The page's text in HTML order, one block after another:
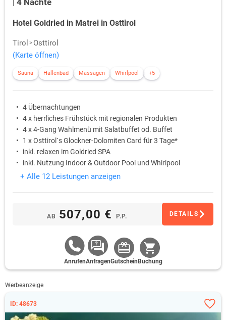
| 4 Nächte
Hotel Goldried in Matrei in Osttirol
Tirol
Osttirol
(Karte öffnen)
Sauna Hallenbad Massagen Whirlpool +5
4 Übernachtungen
4 x herrliches Frühstück mit regionalen Produkten
4 x 4-Gang Wahlmenü mit Salatbuffet od. Buffet
1 x Osttirol`s Glockner-Dolomiten Card für 3 Tage*
inkl. relaxen im Goldried SPA
inkl. Nutzung Indoor & Outdoor Pool und Whirlpool
+ Alle 12 Leistungen anzeigen
AB 507,00 € P.P. DETAILS
AnrufenAnfragenGutschein Buchung
Werbeanzeige
ID: 48673